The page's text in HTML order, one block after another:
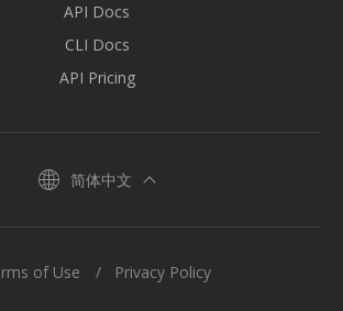
API Docs
CLI Docs
API Pricing
简体中文
of Use Privacy Policy